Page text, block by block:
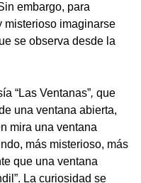
embargo, para
misterioso imaginarse
se observa desde la
“Las Ventanas”, que
una ventana abierta,
mira una ventana
más misterioso, más
que una ventana
La curiosidad se